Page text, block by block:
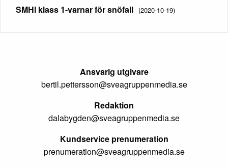
SMHI klass 1-varnar för snöfall (2020-10-19)
Ansvarig utgivare
bertil.pettersson@sveagruppenmedia.se
Redaktion
dalabygden@sveagruppenmedia.se
Kundservice prenumeration
prenumeration@sveagruppenmedia.se